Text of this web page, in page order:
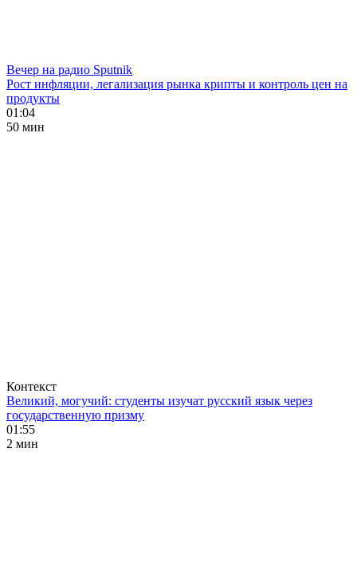
Вечер на радио Sputnik
Рост инфляции, легализация рынка крипты и контроль цен на
продукты
01:04
50 мин
Контекст
Великий, могучий: студенты изучат русский язык через
государственную призму
01:55
2 мин